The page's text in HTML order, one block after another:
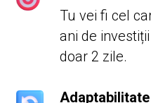
Tu vei fi cel
ani de
doar 2 zile.
Adaptabilitate